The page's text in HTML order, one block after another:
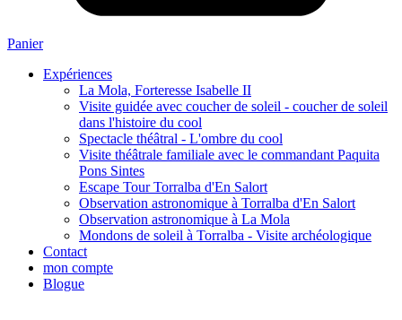
Panier
Expériences
La Mola, Forteresse Isabelle II
Visite guidée avec coucher de soleil - coucher de soleil
dans l'histoire du cool
Spectacle théâtral - L'ombre du cool
Visite théâtrale familiale avec le commandant Paquita
Pons Sintes
Escape Tour Torralba d'En Salort
Observation astronomique à Torralba d'En Salort
Observation astronomique à La Mola
Mondons de soleil à Torralba - Visite archéologique
Contact
mon compte
Blogue